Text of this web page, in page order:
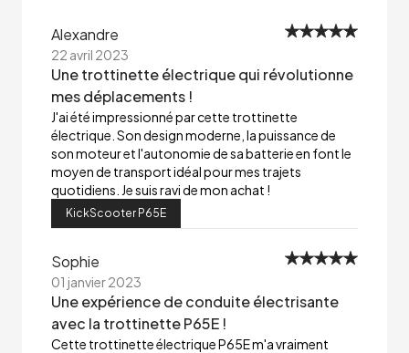
Alexandre
22 avril 2023
Une trottinette électrique qui révolutionne
mes déplacements !
J'ai été impressionné par cette trottinette
électrique. Son design moderne, la puissance de
son moteur et l'autonomie de sa batterie en font le
moyen de transport idéal pour mes trajets
quotidiens. Je suis ravi de mon achat !
KickScooter P65E
Sophie
01 janvier 2023
Une expérience de conduite électrisante
avec la trottinette P65E !
Cette trottinette électrique P65E m'a vraiment